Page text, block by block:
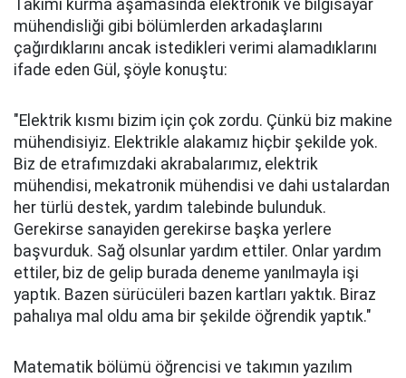
Takımı kurma aşamasında elektronik ve bilgisayar
mühendisliği gibi bölümlerden arkadaşlarını
çağırdıklarını ancak istedikleri verimi alamadıklarını
ifade eden Gül, şöyle konuştu:
"Elektrik kısmı bizim için çok zordu. Çünkü biz makine
mühendisiyiz. Elektrikle alakamız hiçbir şekilde yok.
Biz de etrafımızdaki akrabalarımız, elektrik
mühendisi, mekatronik mühendisi ve dahi ustalardan
her türlü destek, yardım talebinde bulunduk.
Gerekirse sanayiden gerekirse başka yerlere
başvurduk. Sağ olsunlar yardım ettiler. Onlar yardım
ettiler, biz de gelip burada deneme yanılmayla işi
yaptık. Bazen sürücüleri bazen kartları yaktık. Biraz
pahalıya mal oldu ama bir şekilde öğrendik yaptık."
Matematik bölümü öğrencisi ve takımın yazılım